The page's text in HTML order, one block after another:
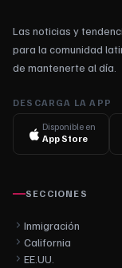
Las noticias y
para la comunidad
de mantenerte al día.
DESCARGA LA APP
Disponible en
App Store
SECCIONES
Inmigración
California
EE.UU.